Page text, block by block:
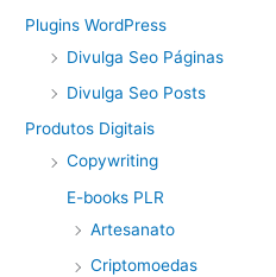
Plugins WordPress
Divulga Seo Páginas
Divulga Seo Posts
Produtos Digitais
Copywriting
E-books PLR
Artesanato
Criptomoedas